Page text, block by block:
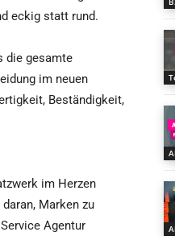
eckig statt rund.
die gesamte
im neuen
Beständigkeit,
im Herzen
Marken zu
Agentur